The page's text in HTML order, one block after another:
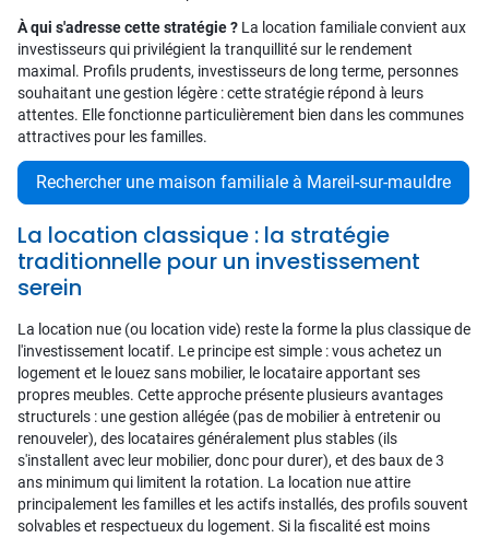
À qui s'adresse cette stratégie ? La location familiale convient aux
investisseurs qui privilégient la tranquillité sur le rendement
maximal. Profils prudents, investisseurs de long terme, personnes
souhaitant une gestion légère : cette stratégie répond à leurs
attentes. Elle fonctionne particulièrement bien dans les communes
attractives pour les familles.
Rechercher une maison familiale à Mareil-sur-mauldre
La location classique : la stratégie
traditionnelle pour un investissement
serein
La location nue (ou location vide) reste la forme la plus classique de
l'investissement locatif. Le principe est simple : vous achetez un
logement et le louez sans mobilier, le locataire apportant ses
propres meubles. Cette approche présente plusieurs avantages
structurels : une gestion allégée (pas de mobilier à entretenir ou
renouveler), des locataires généralement plus stables (ils
s'installent avec leur mobilier, donc pour durer), et des baux de 3
ans minimum qui limitent la rotation. La location nue attire
principalement les familles et les actifs installés, des profils souvent
solvables et respectueux du logement. Si la fiscalité est moins